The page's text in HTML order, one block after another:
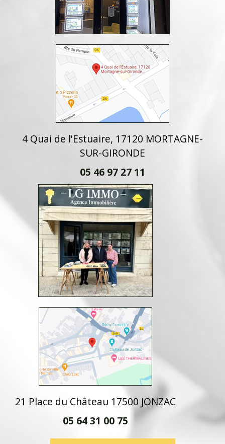
4 Quai de l'Estuaire, 17120 MORTAGNE-
SUR-GIRONDE
05 46 97 27 11
21 Place du Château 17500 JONZAC
05 64 31 00 75